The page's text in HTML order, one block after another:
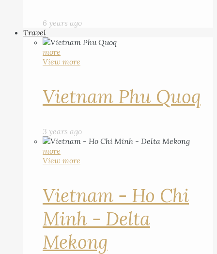
6 years ago
Travel
more
View more
Vietnam Phu Quoq
3 years ago
more
View more
Vietnam - Ho Chi
Minh - Delta
Mekong